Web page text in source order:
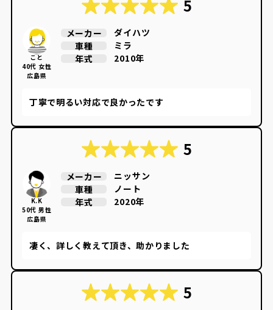
5
こと
40代 女性
広島県
メーカー
ダイハツ
車種
ミラ
年式
2010年
丁寧で明るい対応で良かったです
5
K.K
50代 男性
広島県
メーカー
ニッサン
車種
ノート
年式
2020年
凄く、詳しく教えて頂き、助かりました
5